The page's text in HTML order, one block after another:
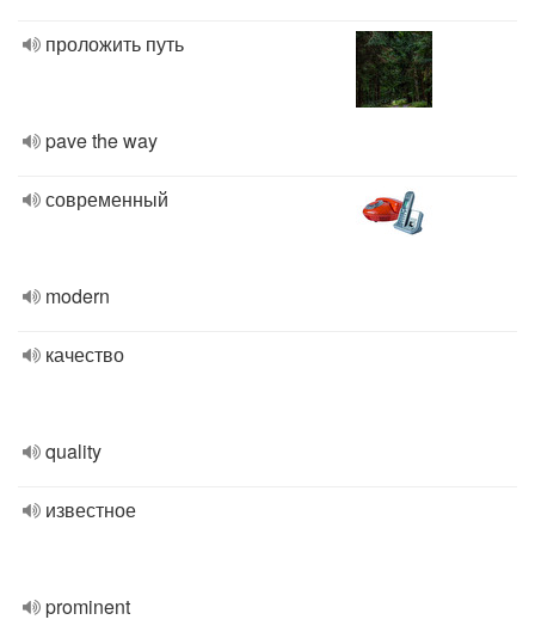
проложить путь
pave the way
современный
modern
качество
quality
известное
prominent